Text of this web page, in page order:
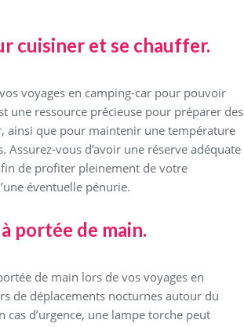
cuisiner et se chauffer.
voyages en camping-car pour pouvoir
une ressource précieuse pour préparer des
ainsi que pour maintenir une température
vous d’avoir une réserve adéquate
de profiter pleinement de votre
éventuelle pénurie.
portée de main.
de main lors de vos voyages en
de déplacements nocturnes autour du
d’urgence, une lampe torche peut